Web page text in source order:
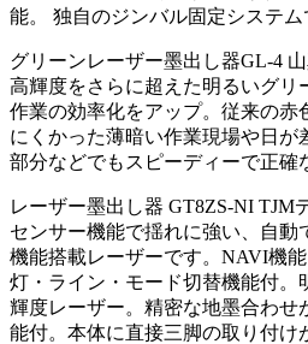
能。 独自のジンバル固定システム
グリーンレーザー墨出し器GL-4
高輝度をさらに超えた明るいグリ
作業の効率化をアップ。従来の赤
にくかった薄暗い作業現場や日が
部分などでもスピーディーで正確
レーザー墨出し器 GT8ZS-NI TJM
センサー機能で揺れに強い、自
機能搭載レーザーです。NAVI機
灯・ライン・モード切替機能付。
輝度レーザー。精密な地墨合わせ
能付。本体に直接三脚の取り付け